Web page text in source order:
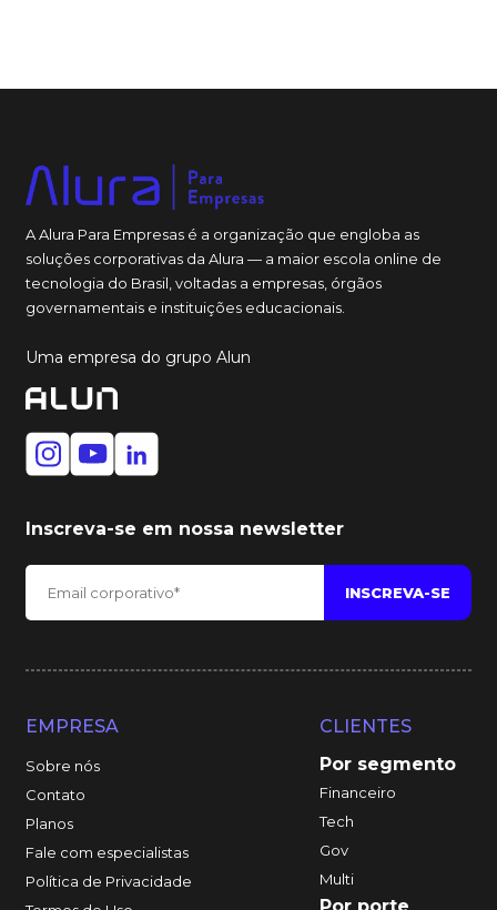
A Alura Para Empresas é a organização que engloba as
soluções corporativas da Alura — a maior escola online de
tecnologia do Brasil, voltadas a empresas, órgãos
governamentais e instituições educacionais.
Uma empresa do grupo Alun
Inscreva-se em nossa newsletter
EMPRESA
Sobre nós
Contato
Planos
Fale com especialistas
Política de Privacidade
CLIENTES
Por segmento
Financeiro
Tech
Gov
Multi